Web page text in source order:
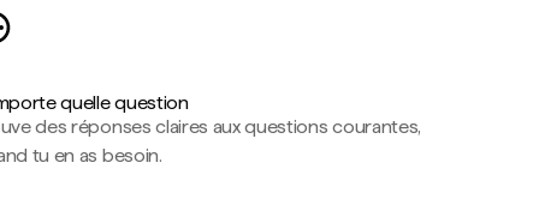
quelle question
des réponses claires aux questions courantes,
tu en as besoin.